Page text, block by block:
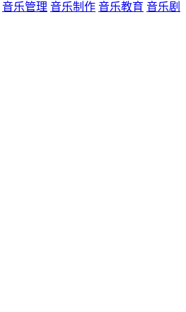
音乐管理 音乐制作 音乐教育 音乐剧